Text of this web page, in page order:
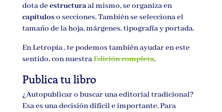
dota deestructuraal mismo, se organiza en
capítuloso secciones. También se selecciona el
tamaño de la hoja, márgenes, tipografía y portada.
En Letropía , te podemos también ayudar en este
sentido, con nuestraEdición completa.
Publica tu libro
¿Autopublicar o buscar una editorial tradicional?
Esa es una decisión difícil e importante. Para